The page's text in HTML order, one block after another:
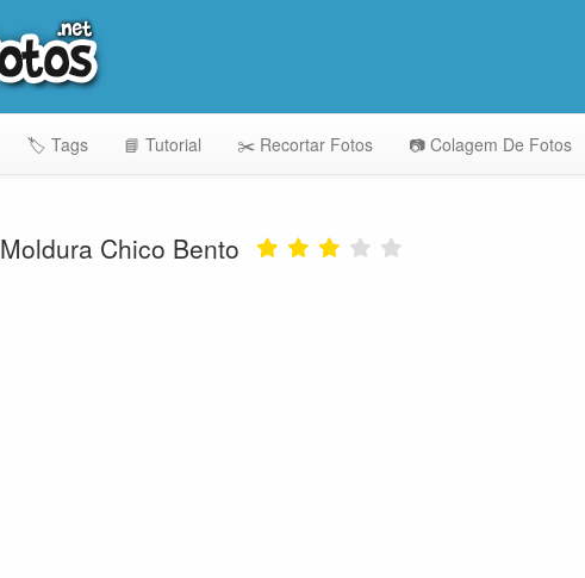
🏷️ Tags 📘 Tutorial ✂️ Recortar Fotos 📷 Colagem De Fotos
Moldura Chico Bento